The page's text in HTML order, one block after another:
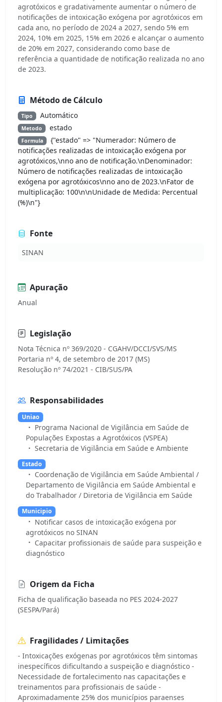
agrotóxicos e gradativamente aumentar o número de
notificações de intoxicação exógena por agrotóxicos em
cada ano, no período de 2024 a 2027, sendo 5% em
2024, 10% em 2025, 15% em 2026 e alcançar o aumento
de 20% em 2027, considerando como base de
referência a quantidade de notificação realizada no ano
de 2023.
Método de Cálculo
Tipo Automático
Metodo estado
Formula
{"estado" => "Numerador: Número de
notificações realizadas de intoxicação exógena por
agrotóxicos,\nno ano de notificação.\nDenominador:
Número de notificações realizadas de intoxicação
exógena por agrotóxicos\nno ano de 2023.\nFator de
multiplicação: 100\n\nUnidade de Medida: Percentual
(%)\n"}
Fonte
SINAN
Apuração
Anual
Legislação
Nota Técnica nº 369/2020 - CGAHV/DCCI/SVS/MS
Portaria nº 4, de setembro de 2017 (MS)
Responsabilidades
Uniao
Programa Nacional de Vigilância em Saúde de
Populações Expostas a Agrotóxicos (VSPEA)
Secretaria de Vigilância em Saúde e Ambiente
Estado
Coordenação de Vigilância em Saúde Ambiental /
Departamento de Vigilância em Saúde Ambiental e
do Trabalhador / Diretoria de Vigilância em Saúde
Municipio
Notificar casos de intoxicação exógena por
agrotóxicos no SINAN
Capacitar profissionais de saúde para suspeição e
diagnóstico
Origem da Ficha
Ficha de qualificação baseada no PES 2024-2027
(SESPA/Pará)
Fragilidades / Limitações
- Intoxicações exógenas por agrotóxicos têm sintomas
inespecíficos dificultando a suspeição e diagnóstico -
Necessidade de fortalecimento nas capacitações e
treinamentos para profissionais de saúde -
Aproximadamente 25% dos municípios paraenses